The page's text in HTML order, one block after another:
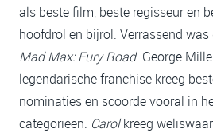
als beste film, beste regisseur en
hoofdrol en bijrol. Verrassend
Mad Max: Fury Road. George
legendarische franchise kreeg
nominaties en scoorde vooral in
categorieën. Carolkreeg